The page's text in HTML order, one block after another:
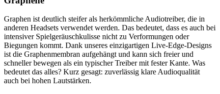
Graphen ist deutlich steifer als herkömmliche Audiotreiber, die in
anderen Headsets verwendet werden. Das bedeutet, dass es auch bei
intensiver Spielgeräuschkulisse nicht zu Verformungen oder
Biegungen kommt. Dank unseres einzigartigen Live-Edge-Designs
ist die Graphenmembran aufgehängt und kann sich freier und
schneller bewegen als ein typischer Treiber mit fester Kante. Was
bedeutet das alles? Kurz gesagt: zuverlässig klare Audioqualität
auch bei hohen Lautstärken.